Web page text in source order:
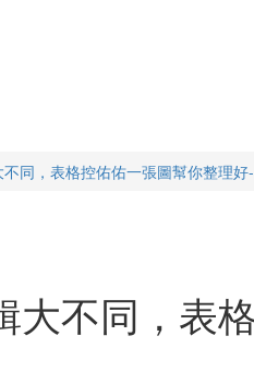
同，表格控佑佑一張圖幫你整理
不同，表